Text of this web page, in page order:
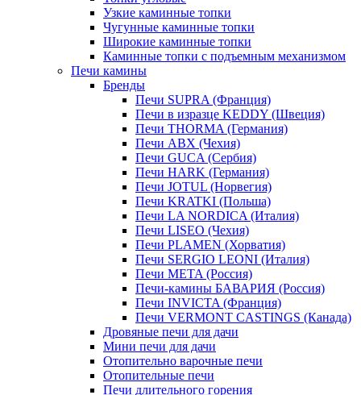
Узкие каминные топки
Чугунные каминные топки
Широкие каминные топки
Каминные топки с подъемным механизмом
Печи камины
Бренды
Печи SUPRA (Франция)
Печи в изразце KEDDY (Швеция)
Печи THORMA (Германия)
Печи ABX (Чехия)
Печи GUCA (Сербия)
Печи HARK (Германия)
Печи JOTUL (Норвегия)
Печи KRATKI (Польша)
Печи LA NORDICA (Италия)
Печи LISEO (Чехия)
Печи PLAMEN (Хорватия)
Печи SERGIO LEONI (Италия)
Печи META (Россия)
Печи-камины БАВАРИЯ (Россия)
Печи INVICTA (Франция)
Печи VERMONT CASTINGS (Канада)
Дровяные печи для дачи
Мини печи для дачи
Отопительно варочные печи
Отопительные печи
Печи длительного горения